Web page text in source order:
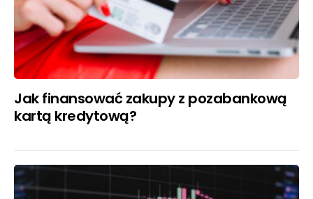
Jak finansować zakupy z pozabankową
kartą kredytową?